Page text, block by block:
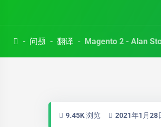
问题 翻译 Magento 2 - Alan
9.45K 浏览 2021年1月28